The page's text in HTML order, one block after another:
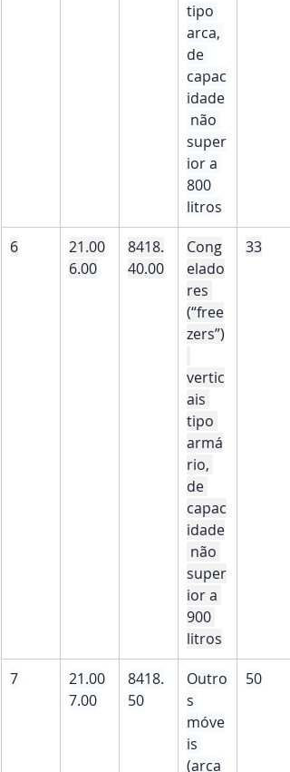
tipo
arca,
de
capac
idade
não
super
ior a
800
litros
6
21.00
6.00
8418.
40.00
Cong
elado
res
(“free
zers”)
vertic
ais
tipo
armá
rio,
de
capac
idade
não
super
ior a
900
litros
33
7
21.00
7.00
8418.
50
Outro
s
móve
is
(arca
50